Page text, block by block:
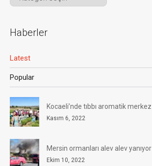
Haberler
Latest
Popular
Kocaeli’nde tıbbı aromatik merkez
Kasım 6, 2022
Mersin ormanları alev alev yanıyor
Ekim 10, 2022